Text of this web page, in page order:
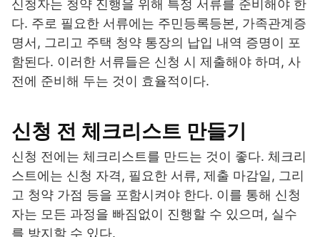
신청자는 청약 진행을 위해 특정 서류를 준비해야 한
다. 주로 필요한 서류에는 주민등록등본, 가족관계증
명서, 그리고 주택 청약 통장의 납입 내역 증명이 포
함된다. 이러한 서류들은 신청 시 제출해야 하며, 사
전에 준비해 두는 것이 효율적이다.
신청 전 체크리스트 만들기
신청 전에는 체크리스트를 만드는 것이 좋다. 체크리
스트에는 신청 자격, 필요한 서류, 제출 마감일, 그리
고 청약 가점 등을 포함시켜야 한다. 이를 통해 신청
자는 모든 과정을 빠짐없이 진행할 수 있으며, 실수
를 방지할 수 있다.